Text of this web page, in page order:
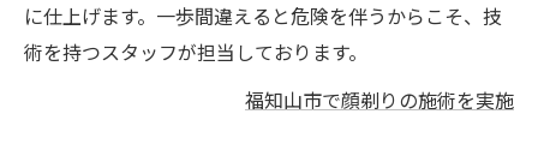
に仕上げます。一歩間違えると危険を伴うからこそ、技
術を持つスタッフが担当しております。
福知山市で顔剃りの施術を実施